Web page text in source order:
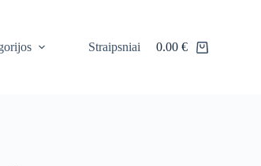
Straipsniai
Shopping
0.00 €